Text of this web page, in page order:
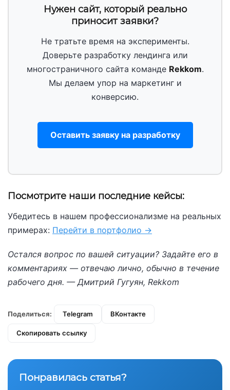
Нужен сайт, который реально
приносит заявки?
Не тратьте время на эксперименты.
Доверьте разработку лендинга или
многостраничного сайта команде Rekkom.
Мы делаем упор на маркетинг и
конверсию.
Оставить заявку на разработку
Посмотрите наши последние кейсы:
Убедитесь в нашем профессионализме на реальных
примерах: Перейти в портфолио →
Остался вопрос по вашей ситуации? Задайте его в
комментариях — отвечаю лично, обычно в течение
рабочего дня. — Дмитрий Гугуян, Rekkom
Поделиться: Telegram ВКонтакте
Скопировать ссылку
Понравилась статья?